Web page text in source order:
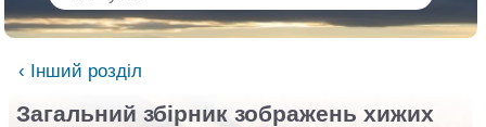
‹ Інший розділ
Загальний збірник зображень хижих